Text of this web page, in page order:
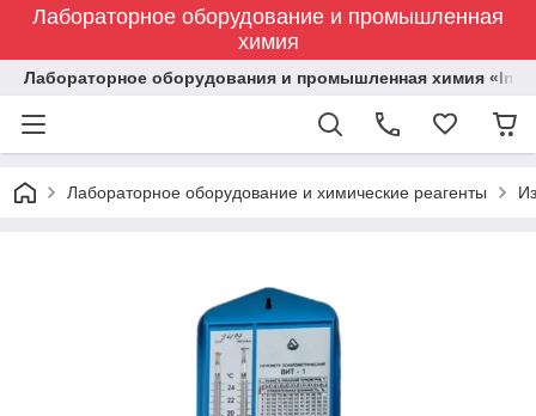
Лабораторное оборудование и промышленная
химия
Лабораторное оборудования и промышленная химия
Лабораторное оборудование и химические реагенты